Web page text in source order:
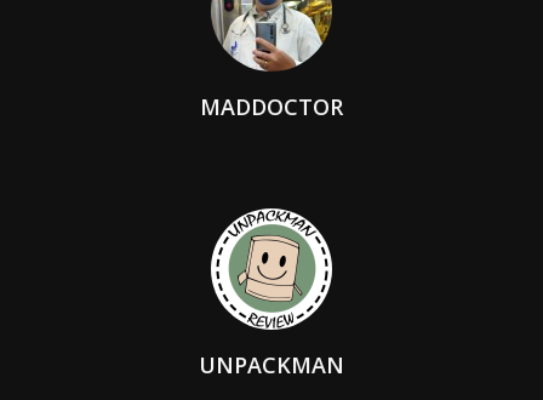
MADDOCTOR
UNPACKMAN